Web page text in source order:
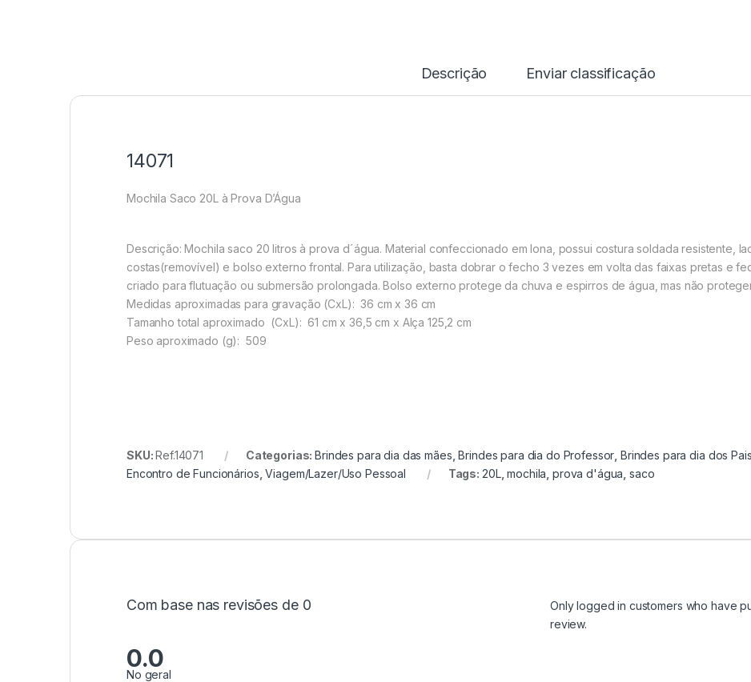
Descrição Enviar classificação
14071
Mochila Saco 20L à Prova D’Água
Descrição:Mochila saco 20 litros à prova d´água. Material confeccionado em lona, possui costura soldada resistente,
costas(removível) e bolso externo frontal. Para utilização, basta dobrar o fecho 3 vezes em volta das faixas pretas e
criado para flutuação ou submersão prolongada. Bolso externo protege da chuva e espirros de água, mas não
Medidas aproximadas para gravação (CxL): 36 cm x 36 cm
Tamanho total aproximado (CxL): 61 cm x 36,5 cm x Alça 125,2 cm
Peso aproximado (g): 509
SKU:Ref.14071 Categorias:Brindes para dia das mães ,Brindes para dia do Professor ,Brindes para dia dos Pais
Encontro de Funcionários ,Viagem/Lazer/Uso Pessoal Tags: 20L,mochila prova d'água ,saco
Com base nas revisões de 0
0.0
No geral
Only logged in customers who have
review.